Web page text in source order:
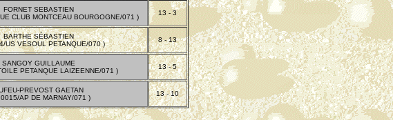
FORNET SEBASTIEN
CLUB MONTCEAU BOURGOGNE/071 )
13 - 3
BARTHE SÉBASTIEN
US VESOUL PETANQUE/070 )
8 - 13
SANGOY GUILLAUME
PETANQUE LAIZEENNE/071 )
13 - 5
PREVOST GAETAN
AP DE MARNAY/071 )
13 - 10